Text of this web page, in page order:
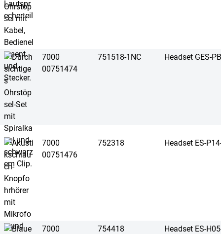
7000
00751474
751518-1NC Headset GES-
7000
00751476
752318 Headset ES-
7000
754418 Headset ES-